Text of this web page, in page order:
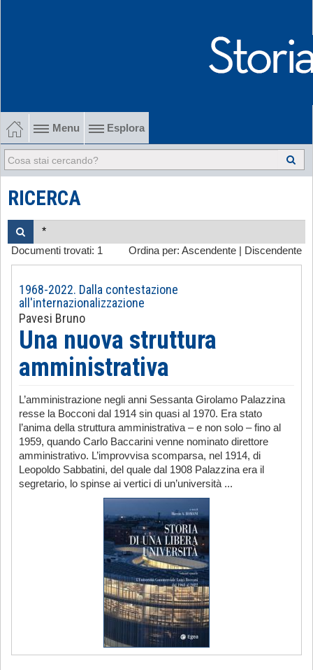
Menu Esplora
1902-1915 Gli esordi
1915-1945 Tra le due guerre
1945-1968 Dalla liberazione al '68
1968-2022 Dalla contestazione all'internazionalizzazione
-
RICERCA
Ordina per: Ascendente Discendente
Documenti trovati: 1
1968-2022. Dalla contestazione
all'internazionalizzazione
Pavesi Bruno
Una nuova struttura
amministrativa
L’amministrazione negli anni Sessanta Girolamo Palazzina
resse la Bocconi dal 1914 sin quasi al 1970. Era stato
l’anima della struttura amministrativa – e non solo – fino al
1959, quando Carlo Baccarini venne nominato direttore
amministrativo. L’improvvisa scomparsa, nel 1914, di
Leopoldo Sabbatini, del quale dal 1908 Palazzina era il
segretario, lo spinse ai vertici di un’università ...